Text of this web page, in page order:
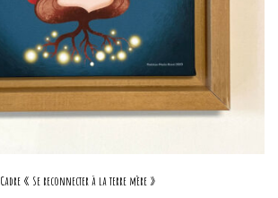
Cadre « Se reconnecter à la terre mère »